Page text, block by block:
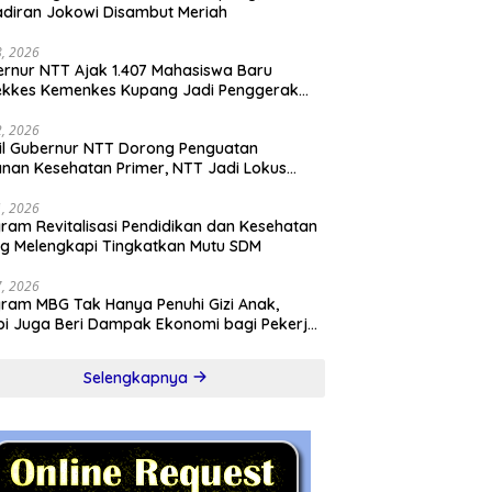
Jokowi Disambut Meriah
2026
NTT Ajak 1.407 Mahasiswa Baru
Kemenkes Kupang Jadi Penggerak
2026
Gubernur NTT Dorong Penguatan
Kesehatan Primer, NTT Jadi Lokus
2026
Revitalisasi Pendidikan dan Kesehatan
Melengkapi Tingkatkan Mutu SDM
2026
MBG Tak Hanya Penuhi Gizi Anak,
Juga Beri Dampak Ekonomi bagi Pekerja
Selengkapnya